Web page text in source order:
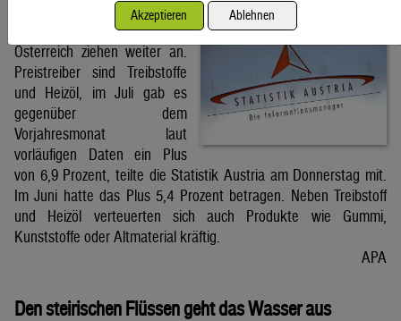
6. August 2026, Wien
Die Großhandelspreise in
Österreich ziehen weiter an.
Preistreiber sind Treibstoffe
und Heizöl, im Juli gab es
gegenüber dem
Vorjahresmonat laut
vorläufigen Daten ein Plus
von 6,9 Prozent, teilte die Statistik Austria am Donnerstag mit.
Im Juni hatte das Plus 5,4 Prozent betragen. Neben Treibstoff
und Heizöl verteuerten sich auch Produkte wie Gummi,
Kunststoffe oder Altmaterial kräftig.
APA
Den steirischen Flüssen geht das Wasser aus
Akzeptieren Ablehnen